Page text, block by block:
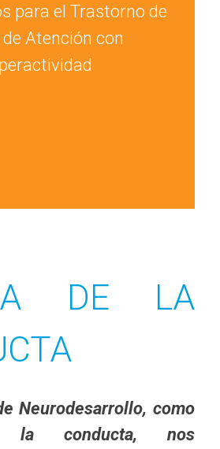
para el Trastorno de
Atención con
DE LA
Neurodesarrollo, como
la conducta, nos